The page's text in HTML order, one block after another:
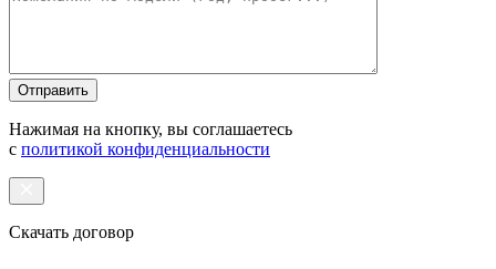
Нажимая на кнопку, вы соглашаетесь
с политикой конфиденциальности
Скачать договор